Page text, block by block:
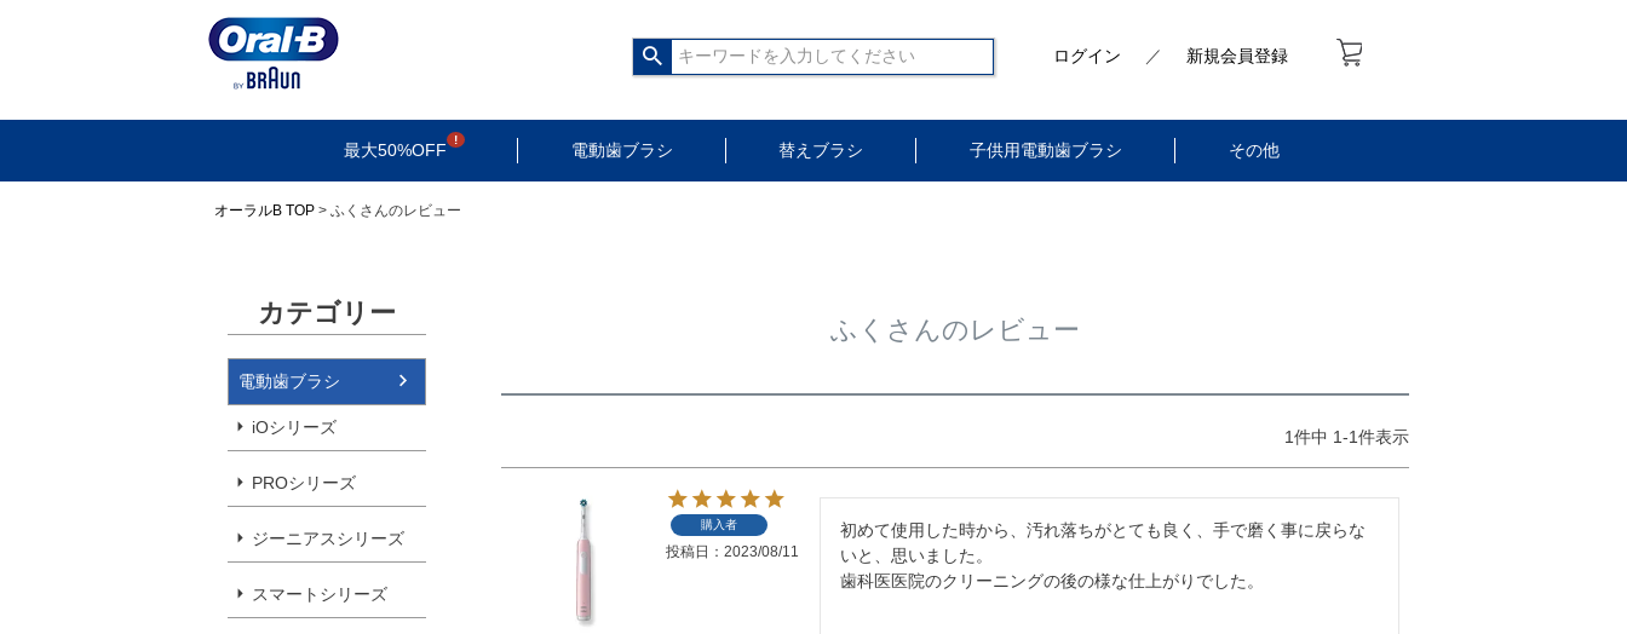
ログイン ／ 新規会員登録
最大50%OFF 電動歯ブラシ 替えブラシ 子供用電動歯ブラシ その他
オーラルB TOP ふくさんのレビュー
カテゴリー
電動歯ブラシ
iOシリーズ
PROシリーズ
ジーニアスシリーズ
スマートシリーズ
ふくさんのレビュー
1件中 1-1件表示
購入者
投稿日 2023/08/11
初めて使用した時から、汚れ落ちがとても良く、手で磨く事に戻らな
いと、思いました。